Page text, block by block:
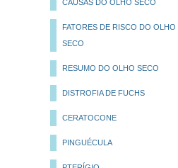
CAUSAS DO OLHO SECO
FATORES DE RISCO DO OLHO
SECO
RESUMO DO OLHO SECO
DISTROFIA DE FUCHS
CERATOCONE
PINGUÉCULA